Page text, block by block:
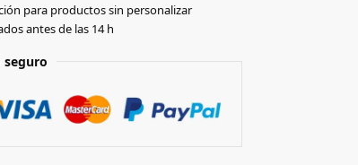
para productos sin personalizar
antes de las 14 h
seguro